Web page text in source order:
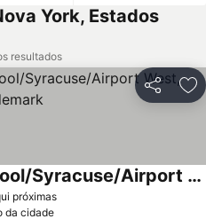
York, Estados
resultados
Partilhar
próximas
Randolph Hotel Liverpool/Syracuse/Airport West, Trademark
da cidade